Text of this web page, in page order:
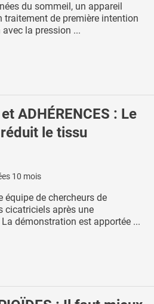
du sommeil, un appareil
traitement de première intention
la pression ...
ADHÉRENCES : Le
le tissu
10 mois
équipe de chercheurs de
cicatriciels après une
démonstration est apportée ...